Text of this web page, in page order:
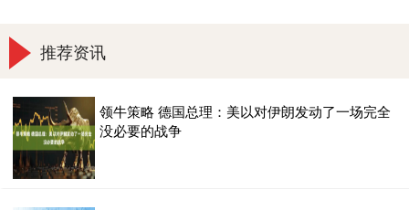
推荐资讯
领牛策略 德国总理：美以对伊朗发动了一场完全
没必要的战争